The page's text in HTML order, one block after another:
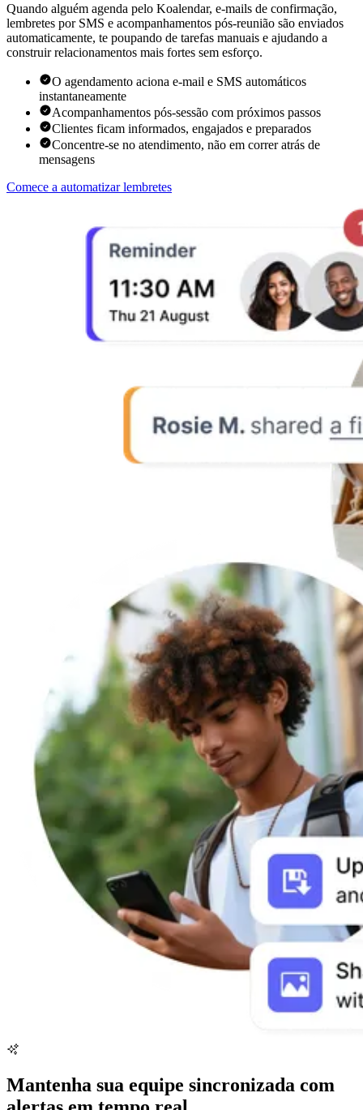
Quando alguém agenda pelo Koalendar, e-mails de confirmação,
lembretes por SMS e acompanhamentos pós-reunião são enviados
automaticamente, te poupando de tarefas manuais e ajudando a
construir relacionamentos mais fortes sem esforço.
O agendamento aciona e-mail e SMS automáticos
instantaneamente
Acompanhamentos pós-sessão com próximos passos
Clientes ficam informados, engajados e preparados
Concentre-se no atendimento, não em correr atrás de
mensagens
Comece a automatizar lembretes
Mantenha sua equipe sincronizada com